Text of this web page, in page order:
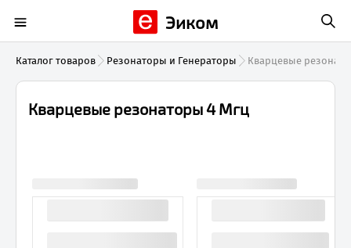
Эиком
Каталог товаров Резонаторы и Генераторы Кварцевые
Кварцевые резонаторы 4 Мгц